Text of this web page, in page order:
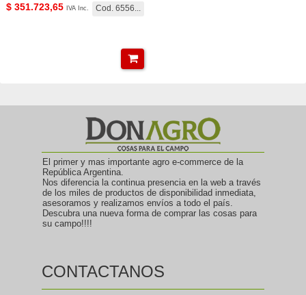
Cod. 6556...
$ 351.723,65 IVA Inc.
El primer y mas importante agro e-commerce de la
República Argentina.
Nos diferencia la continua presencia en la web a través
de los miles de productos de disponibilidad inmediata,
asesoramos y realizamos envíos a todo el país.
Descubra una nueva forma de comprar las cosas para
su campo!!!!
CONTACTANOS